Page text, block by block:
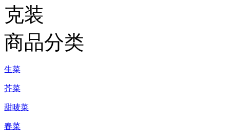
克装
商品分类
生菜
芥菜
甜唛菜
春菜